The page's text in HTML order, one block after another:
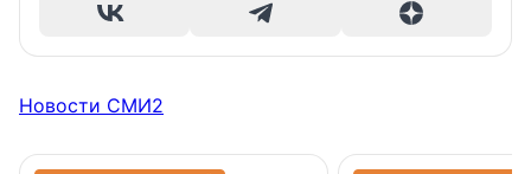
Новости СМИ2